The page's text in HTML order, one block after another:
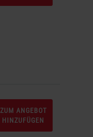
ZUM ANGEBOT
HINZUFÜGEN